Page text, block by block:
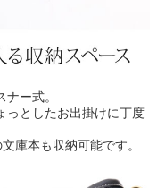
ー式。
っとしたお出掛けに丁度
庫本も収納可能です。